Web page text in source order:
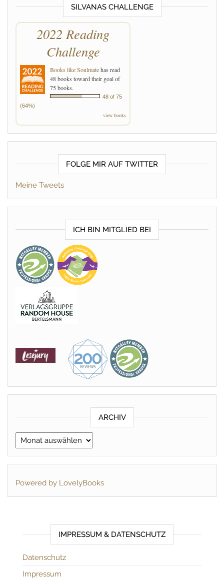
SILVANAS CHALLENGE
2022 Reading
Challenge
Books like Soulmatehas read
48 books toward their goal of
75 books.
48 of 75
(64%)
view books
FOLGE MIR AUF TWITTER
Meine Tweets
ICH BIN MITGLIED BEI
ARCHIV
Archiv
Powered by LovelyBooks
IMPRESSUM & DATENSCHUTZ
Datenschutz
Impressum